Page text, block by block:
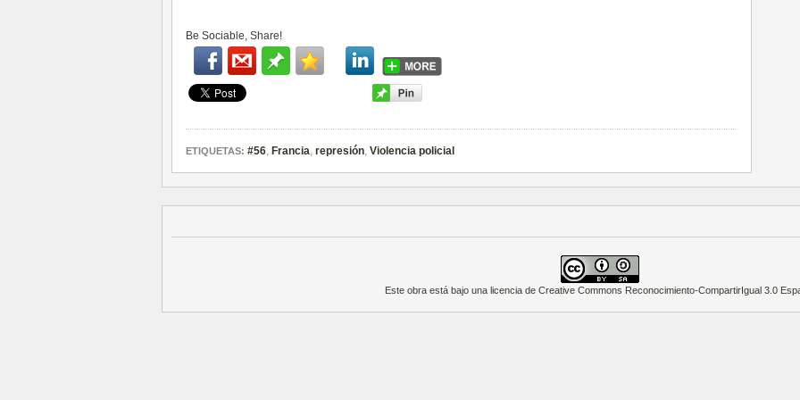
Be Sociable, Share!
ETIQUETAS: #56, Francia, represión, Violencia policial
Este obra está bajo una licencia de Creative Commons Reconocimiento-CompartirIgual 3.0